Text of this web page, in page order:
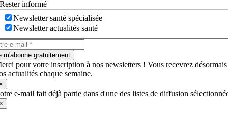
Rester informé
Newsletter santé spécialisée
Newsletter actualités santé
m'abonne gratuitement
pour votre inscription à nos newsletters ! Vous recevrez désormais
actualités chaque semaine.
e-mail fait déjà partie dans d'une des listes de diffusion